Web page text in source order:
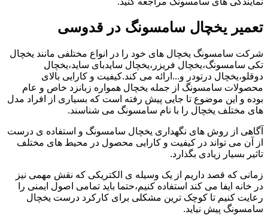
تعمیر یخچال سامسونگ در قدوسی
شرکت سامسونگ یخچال های خود را در انواع مختلفی مانند یخچال
تکی سامسونگ،یخچال فریزر،یخچال سایدبای ساید،یخچال
دوقلو،یخچال درتودر و...ارائه می کند.کیفیت و کارایی بالای
محصولات سامسونگ از جمله یخچال همواره زبانزد خاص و عام
بوده و این موضوع تا جایی پیش رفته است که بسیاری از افراد مدل
های مختلف یخچال را با نام سامسونگ می شناسند.
آگاهی از روش های نگهداری یخچال سامسونگ و استفاده ی درست
از آن می تواند در کیفیت و کارایی محصول در محیط های مختلف
تاثیر بسیار زیادی بگذارد.
زمانی که قصد داریم از یک وسیله ی الکتریکی که نقش مهمی نیز
در خانه ایفا می کند استفاده کنیم،حتما باید تمامی اصول ایمنی را
رعایت کنیم تا کوچک ترین مشکلی برای کارکرد درست یخچال
سامسونگ پیش نیاید.